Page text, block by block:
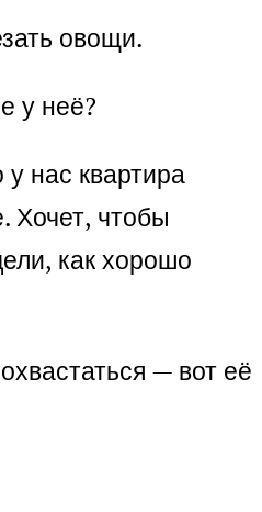
овощи.
у неё?
нас квартира
Хочет, чтобы
как хорошо
— вот её